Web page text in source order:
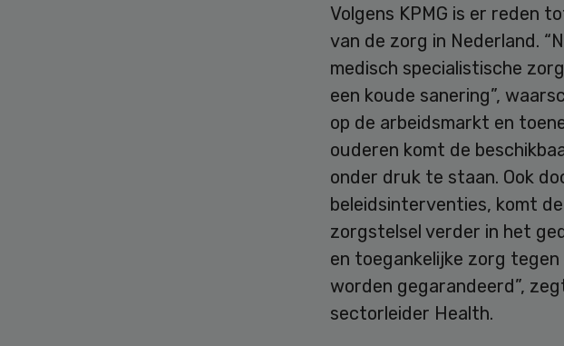
Volgens KPMG is er reden
van de zorg in Nederland.
medisch specialistische
een koude sanering”,
op de arbeidsmarkt en
ouderen komt de
onder druk te staan. Ook
beleidsinterventies, komt
zorgstelsel verder in het
en toegankelijke zorg
worden gegarandeerd”,
sectorleider Health.